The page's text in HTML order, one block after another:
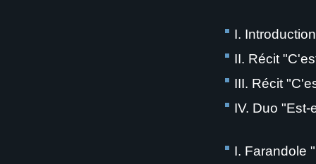
I.
II. Récit
III. Récit
IV. Duo
I. Farandole